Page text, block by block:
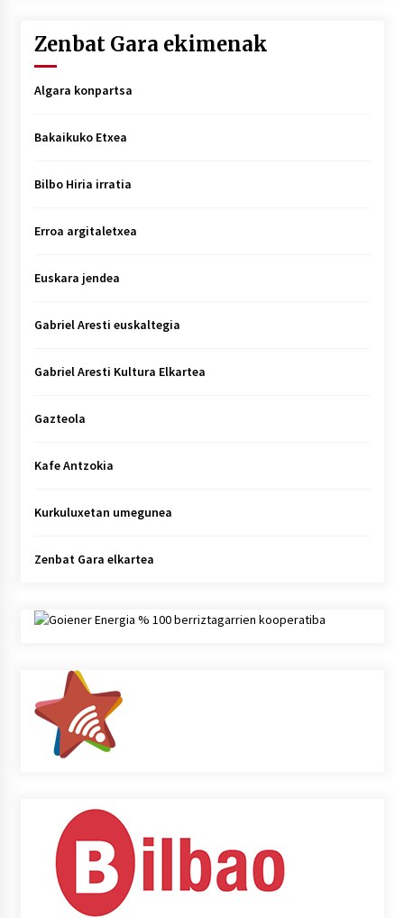
Zenbat Gara ekimenak
Algara konpartsa
Bakaikuko Etxea
Bilbo Hiria irratia
Erroa argitaletxea
Euskara jendea
Gabriel Aresti euskaltegia
Gabriel Aresti Kultura Elkartea
Gazteola
Kafe Antzokia
Kurkuluxetan umegunea
Zenbat Gara elkartea